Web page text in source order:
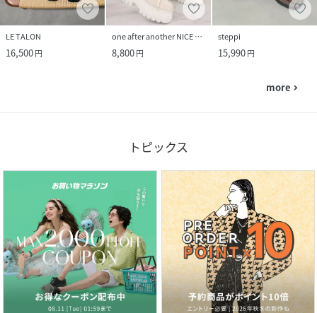
LE TALON
16,500円
one after another NICE CLAUP
8,800円
steppi
15,990円
more navigate_next
トピックス